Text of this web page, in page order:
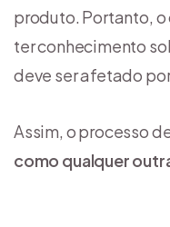
produto. Portanto,
ter conhecimento
deve ser afetado
Assim, o processo
como qualquer